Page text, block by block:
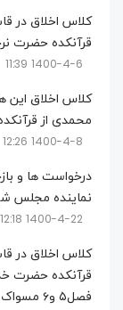
کلاس اخلاق در
قرآنکده حضرت
1400-4-6 11:39
کلاس اخلاق این
محمدی از
1400-4-8 12:26
درخواست ها و
نماینده مجلس
1400-4-22 12:18
کلاس اخلاق در
قرآنکده حضرت
فصل۵ و۶ مسواک و وضو